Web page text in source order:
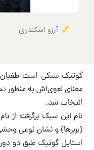
آرزو اسکندری
گوتیک سبکی است
معنای لغوی‌اش به منظور
انتخاب شد.
نام این سبک برگرفته
(بربرها) و نشان نوعی
استایل گوتیک طبق دو